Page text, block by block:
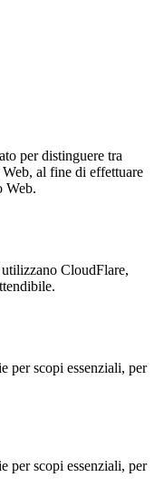
per distinguere tra
al fine di effettuare
Web.
CloudFlare,
per scopi essenziali, per
per scopi essenziali, per